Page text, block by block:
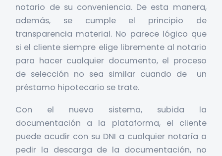
notario de su conveniencia. De esta manera,
además, se cumple el principio de
transparencia material. No parece lógico que
si el cliente siempre elige libremente al notario
para hacer cualquier documento, el proceso
de selección no sea similar cuando de un
préstamo hipotecario se trate.
Con el nuevo sistema, subida la
documentación a la plataforma, el cliente
puede acudir con su DNI a cualquier notaría a
pedir la descarga de la documentación, no